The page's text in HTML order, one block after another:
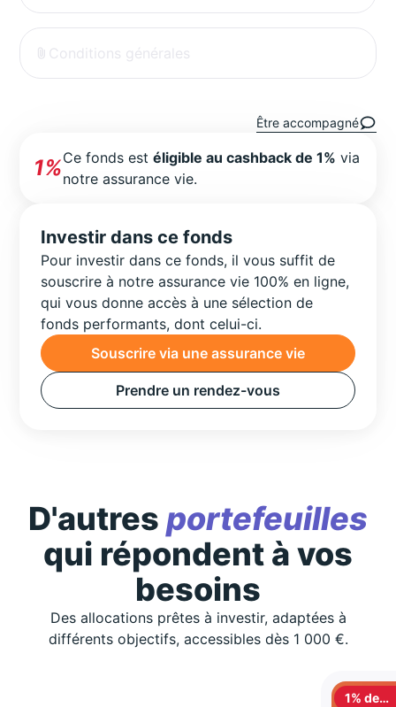
Conditions générales
Être accompagné
1%Ce fonds estéligible au cashback de 1% via
notre assurance vie.
Investir dans ce fonds
Pour investir dans ce fonds, il vous suffit de
souscrire à notre assurance vie 100% en ligne,
qui vous donne accès à une sélection de
fonds performants, dont celui-ci.
Souscrire via une assurance vie
Prendre un rendez-vous
D'autres portefeuilles
qui répondent à vos
besoins
Des allocations prêtes à investir, adaptées à
différents objectifs, accessibles dès 1 000 €.
1% de